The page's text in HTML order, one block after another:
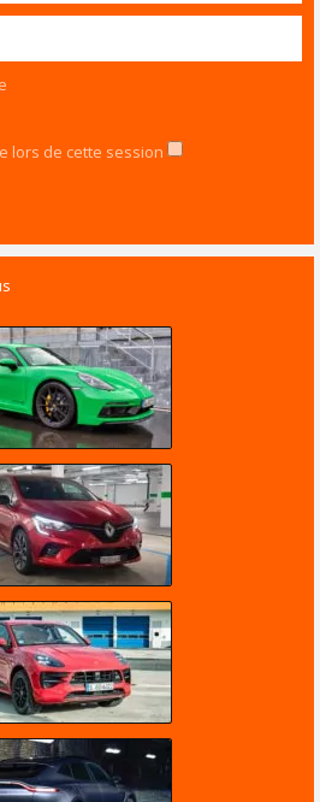
lors de cette session